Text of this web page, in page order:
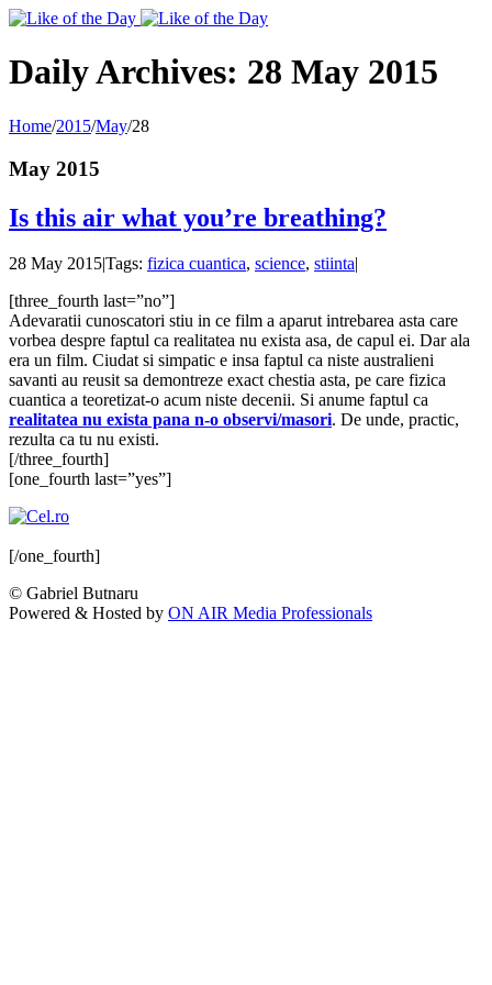
Toggle
Area
Daily Archives: 28 May 2015
Home/2015/May/28
May 2015
Is this air what you’re breathing?
28 May 2015|Tags: fizica cuantica, science, stiinta|
[three_fourth last=”no”]
Adevaratii cunoscatori stiu in ce film a aparut intrebarea asta care
vorbea despre faptul ca realitatea nu exista asa, de capul ei. Dar ala
era un film. Ciudat si simpatic e insa faptul ca niste australieni
savanti au reusit sa demontreze exact chestia asta, pe care fizica
cuantica a teoretizat-o acum niste decenii. Si anume faptul ca
realitatea nu exista pana n-o observi/masori. De unde, practic,
rezulta ca tu nu existi.
[/three_fourth]
[one_fourth last=”yes”]
[/one_fourth]
© Gabriel Butnaru
Powered & Hosted by ON AIR Media Professionals